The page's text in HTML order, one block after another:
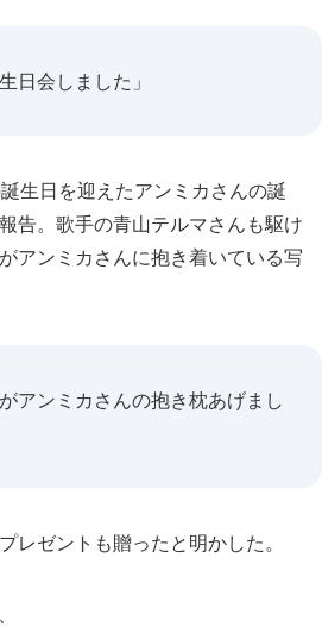
日会しました」
生日を迎えたアンミカさんの誕
告。歌手の青山テルマさんも駆け
アンミカさんに抱き着いている写
アンミカさんの抱き枕あげまし
レゼントも贈ったと明かした。